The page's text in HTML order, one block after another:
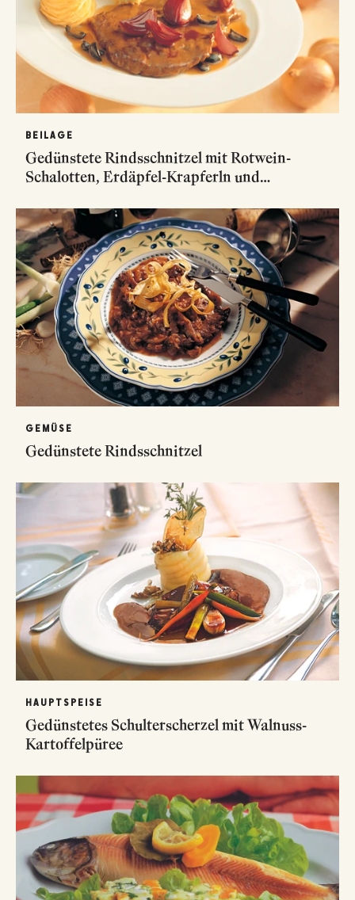
BEILAGE
Gedünstete Rindsschnitzel mit Rotwein-
Schalotten, Erdäpfel-Krapferln und
GEMÜSE
Gedünstete Rindsschnitzel
HAUPTSPEISE
Gedünstetes Schulterscherzel mit Walnuss-
Kartoffelpüree